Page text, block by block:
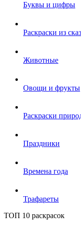
Буквы и цифры
Раскраски из
Животные
Овощи и фрукты
Раскраски
Праздники
Времена года
Трафареты
ТОП 10 раскрасок